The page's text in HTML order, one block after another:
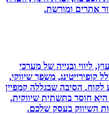
ומורשת.
ובנייה של מערכי
משפך שיווקי,
הסיבה שבגללה קמפיין
בתשתית שיווקית,
בעסק שלכם.